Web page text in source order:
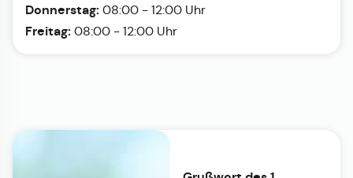
Donnerstag: 08:00 - 12:00 Uhr
Freitag: 08:00 - 12:00 Uhr